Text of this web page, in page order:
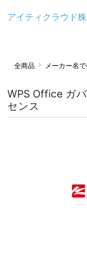
アイティクラウド
全商品 メーカー名
WPS Office ガ
センス